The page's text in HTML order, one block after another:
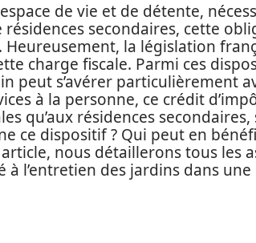
de vie et de détente,
secondaires, cette
la législation
charge fiscale. Parmi ces
peut s’avérer particulièrement
à la personne, ce crédit
qu’aux résidences
ce dispositif ? Qui peut en
nous détaillerons tous les
à l’entretien des jardins dans